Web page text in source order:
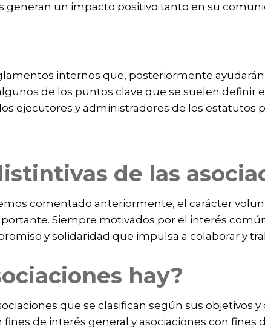
generan un impacto positivo tanto en su
internos que, posteriormente
de los puntos clave que se suelen definir
ejecutores y administradores de los estatutos
de las
comentado anteriormente, el carácter
Siempre motivados por el interés
y solidaridad que impulsa a colaborar y
hay?
que se clasifican según sus objetivos y
de interés general y asociaciones con fines